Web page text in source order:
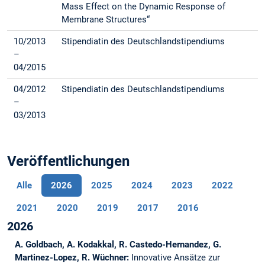
Mass Effect on the Dynamic Response of
Membrane Structures“
10/2013
–
04/2015
Stipendiatin des Deutschlandstipendiums
04/2012
–
03/2013
Stipendiatin des Deutschlandstipendiums
Veröffentlichungen
Alle 2026 2025 2024 2023 2022
2021 2020 2019 2017 2016
2026
A. Goldbach, A. Kodakkal, R. Castedo-Hernandez, G.
Martinez-Lopez, R. Wüchner: Innovative Ansätze zur